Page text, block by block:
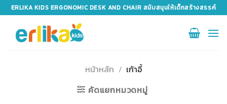
Skip
to
content
ERLIKA KIDS ERGONOMIC DESK AND CHAIR สนับสนุนให้เด็กสร้างสรรค์
หน้าหลัก / เก้าอี้
คัดแยกหมวดหมู่